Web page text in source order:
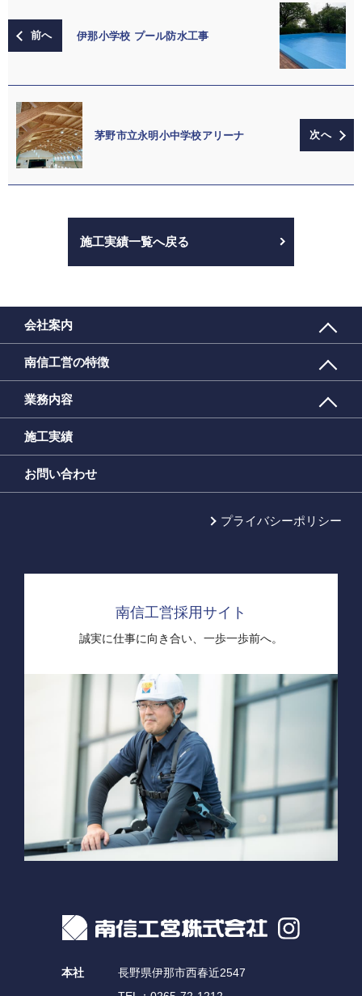
伊那小学校 プール防水工事
茅野市立永明小中学校アリーナ
施工実績一覧へ戻る
会社案内
南信工営の特徴
業務内容
施工実績
お問い合わせ
プライバシーポリシー
南信工営採用サイト
誠実に仕事に向き合い、 一歩一歩前へ。
本社
長野県伊那市西春近2547